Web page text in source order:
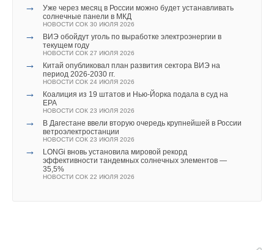
→
Уже через месяц в России можно будет устанавливать
солнечные панели в МКД
НОВОСТИ СОК 30 ИЮЛЯ 2026
→
ВИЭ обойдут уголь по выработке электроэнергии в
текущем году
НОВОСТИ СОК 27 ИЮЛЯ 2026
→
Китай опубликовал план развития сектора ВИЭ на
период 2026-2030 гг.
НОВОСТИ СОК 24 ИЮЛЯ 2026
→
Коалиция из 19 штатов и Нью-Йорка подала в суд на
EPA
НОВОСТИ СОК 23 ИЮЛЯ 2026
→
В Дагестане ввели вторую очередь крупнейшей в России
ветроэлектростанции
НОВОСТИ СОК 23 ИЮЛЯ 2026
→
LONGi вновь установила мировой рекорд
эффективности тандемных солнечных элементов —
35,5%
НОВОСТИ СОК 22 ИЮЛЯ 2026